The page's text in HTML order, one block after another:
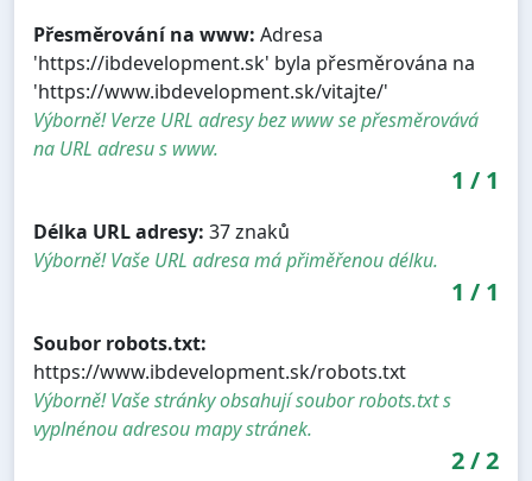
Přesměrování na www: Adresa
'https://ibdevelopment.sk' byla přesměrována na
'https://www.ibdevelopment.sk/vitajte/'
Výborně! Verze URL adresy bez www se přesměrovává
na URL adresu s www.
1 / 1
Délka URL adresy: 37 znaků
Výborně! Vaše URL adresa má přiměřenou délku.
1 / 1
Soubor robots.txt:
https://www.ibdevelopment.sk/robots.txt
Výborně! Vaše stránky obsahují soubor robots.txt s
vyplnénou adresou mapy stránek.
2/2